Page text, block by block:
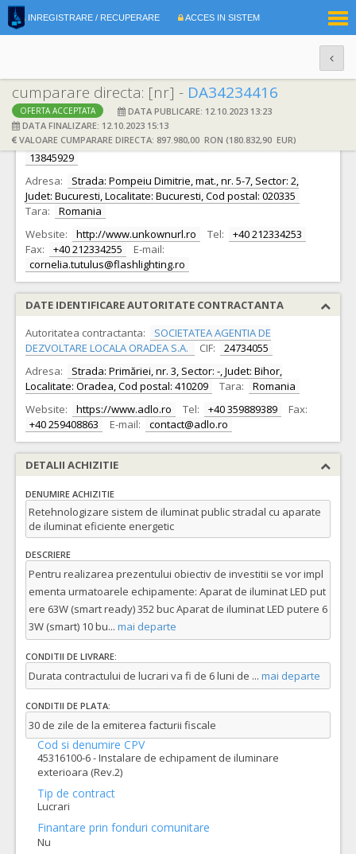
INREGISTRARE / RECUPERARE ACCES IN SISTEM
cumparare directa: [nr] - DA34234416
OFERTA ACCEPTATA
DATA PUBLICARE: 12.10.2023 13:23
DATA FINALIZARE: 12.10.2023 15:13
VALOARE CUMPARARE DIRECTA: 897.980,00 RON (180.832,90 EUR)
DATE IDENTIFICARE OFERTANT
Ofertant: S.C. FLASH LIGHTING SERVICES S.A.
CIF:
13845929
Adresa:
Strada: Pompeiu Dimitrie, mat., nr. 5-7, Sector: 2,
Judet: Bucuresti, Localitate: Bucuresti, Cod postal: 020335
Tara:
Romania
Website:
http://www.unkownurl.ro Tel:
+40 212334253
Fax:
+40 212334255
E-mail:
cornelia.tutulus@flashlighting.ro
DATE IDENTIFICARE AUTORITATE CONTRACTANTA
Autoritatea contractanta:
SOCIETATEA AGENTIA DE
DEZVOLTARE LOCALA ORADEA S.A.
CIF:
24734055
Adresa:
Strada: Primăriei, nr. 3, Sector: -, Judet: Bihor,
Localitate: Oradea, Cod postal: 410209
Tara:
Romania
Website:
https://www.adlo.ro Tel: +40 359889389
Fax:
+40 259408863
E-mail: contact@adlo.ro
DETALII ACHIZITIE
DENUMIRE ACHIZITIE
Retehnologizare sistem de iluminat public stradal cu aparate
de iluminat eficiente energetic
DESCRIERE
Pentru realizarea prezentului obiectiv de investitii se vor impl
ementa urmatoarele echipamente: Aparat de iluminat LED put
ere 63W (smart ready) 352 buc Aparat de iluminat LED putere 6
3W (smart) 10 bu... mai departe
CONDITII DE LIVRARE:
Durata contractului de lucrari va fi de 6 luni de ... mai departe
CONDITII DE PLATA:
30 de zile de la emiterea facturii fiscale
Cod si denumire CPV
45316100-6 - Instalare de echipament de iluminare
exterioara (Rev.2)
Tip de contract
Lucrari
Finantare prin fonduri comunitare
Nu